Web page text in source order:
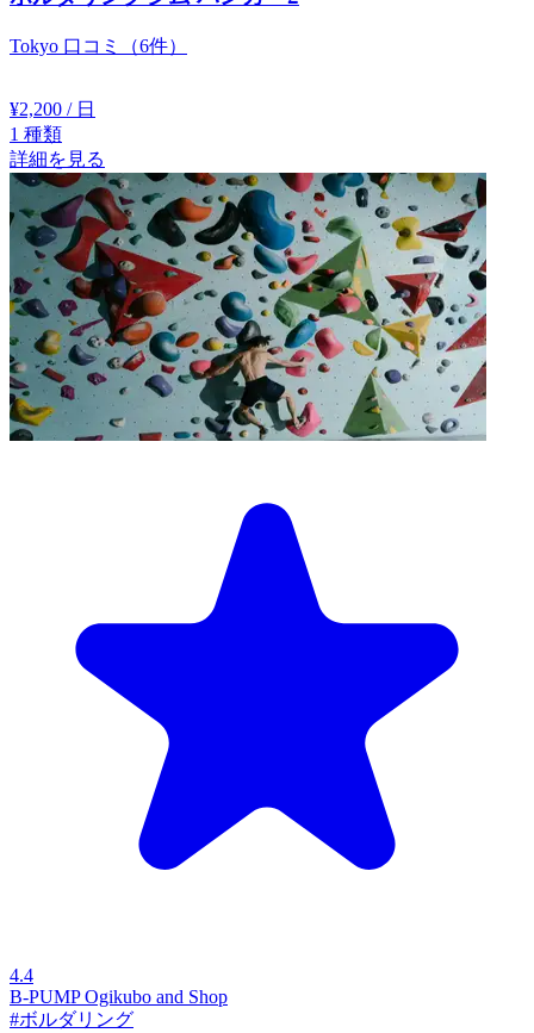
Tokyo 口コミ（6件）
¥2,200 / 日
1 種類
詳細を見る
4.4
B-PUMP Ogikubo and Shop
#ボルダリング